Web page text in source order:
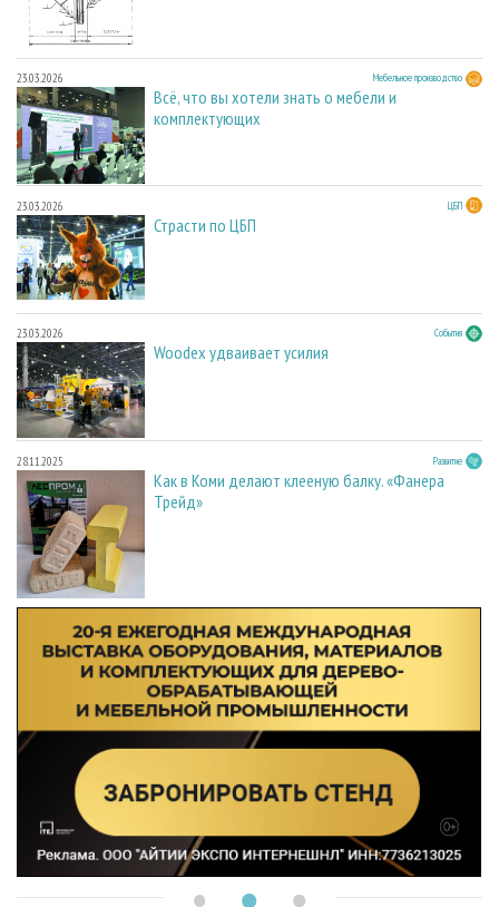
23.03.2026 Мебельное производство
Всё, что вы хотели знать о мебели и
комплектующих
23.03.2026 ЦБП
Страсти по ЦБП
23.03.2026 События
Woodex удваивает усилия
28.11.2025 Развитие
Как в Коми делают клееную балку. «Фанера
Трейд»